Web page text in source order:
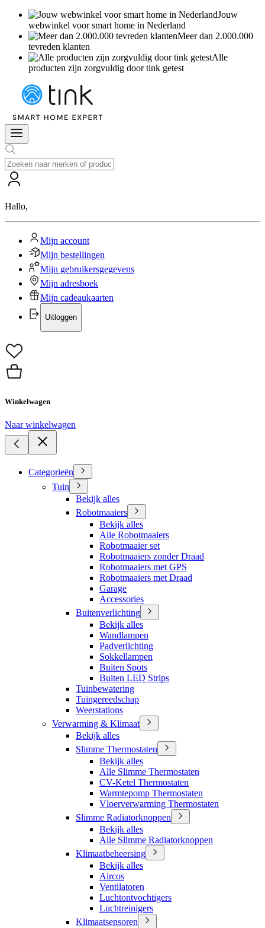
Jouw
webwinkel voor smart home in Nederland
Meer dan 2.000.000
tevreden klanten
Alle
producten zijn zorgvuldig door tink getest
Hallo,
Mijn account
Mijn bestellingen
Mijn gebruikersgegevens
Mijn adresboek
Mijn cadeaukaarten
Uitloggen
Winkelwagen
Naar winkelwagen
Categorieën
Tuin
Bekijk alles
Robotmaaiers
Bekijk alles
Alle Robotmaaiers
Robotmaaier set
Robotmaaiers zonder Draad
Robotmaaiers met GPS
Robotmaaiers met Draad
Garage
Accessories
Buitenverlichting
Bekijk alles
Wandlampen
Padverlichting
Sokkellampen
Buiten Spots
Buiten LED Strips
Tuinbewatering
Tuingereedschap
Weerstations
Verwarming & Klimaat
Bekijk alles
Slimme Thermostaten
Bekijk alles
Alle Slimme Thermostaten
CV-Ketel Thermostaten
Warmtepomp Thermostaten
Vloerverwarming Thermostaten
Slimme Radiatorknoppen
Bekijk alles
Alle Slimme Radiatorknoppen
Klimaatbeheersing
Bekijk alles
Aircos
Ventilatoren
Luchtontvochtigers
Luchtreinigers
Klimaatsensoren